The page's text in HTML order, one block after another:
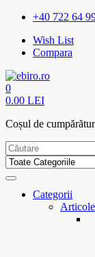
+40 722 64
Wish List
Compara
0
0.00 LEI
Coșul de
Categorii